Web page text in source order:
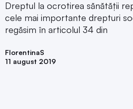
Dreptul la ocrotirea sănătății
cele mai importante drepturi
regăsim în articolul 34 din
FlorentinaS
11 august 2019